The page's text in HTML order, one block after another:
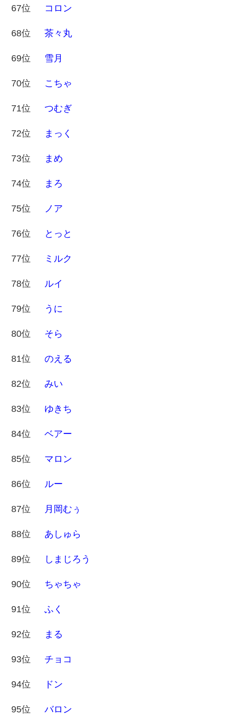
67位 コロン
68位 茶々丸
69位 雪月
70位 こちゃ
71位 つむぎ
72位 まっく
73位 まめ
74位 まろ
75位 ノア
76位 とっと
77位 ミルク
78位 ルイ
79位 うに
80位 そら
81位 のえる
82位 みい
83位 ゆきち
84位 ベアー
85位 マロン
86位 ルー
87位 月岡むぅ
88位 あしゅら
89位 しまじろう
90位 ちゃちゃ
91位 ふく
92位 まる
93位 チョコ
94位 ドン
95位 バロン